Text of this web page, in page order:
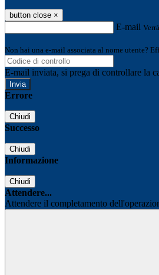
button close ×
E-mail
Non hai una e-mail associata al nome utente?
E-mail inviata, si prega di controllare la
Errore
Chiudi
Successo
Chiudi
Informazione
Chiudi
Attendere...
Attendere il completamento